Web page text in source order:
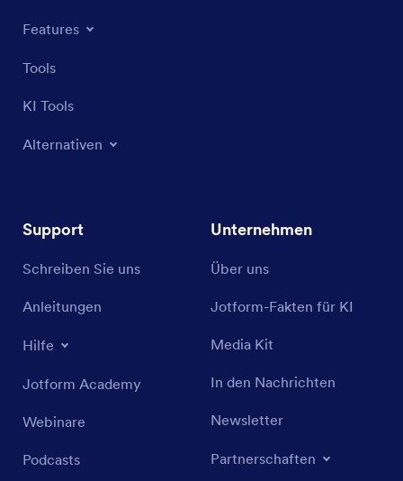
Features
Tools
KI Tools
Alternativen
Support
Schreiben Sie uns
Anleitungen
Hilfe
Jotform Academy
Webinare
Podcasts
Unternehmen
Über uns
Jotform-Fakten für KI
Media Kit
In den Nachrichten
Newsletter
Partnerschaften